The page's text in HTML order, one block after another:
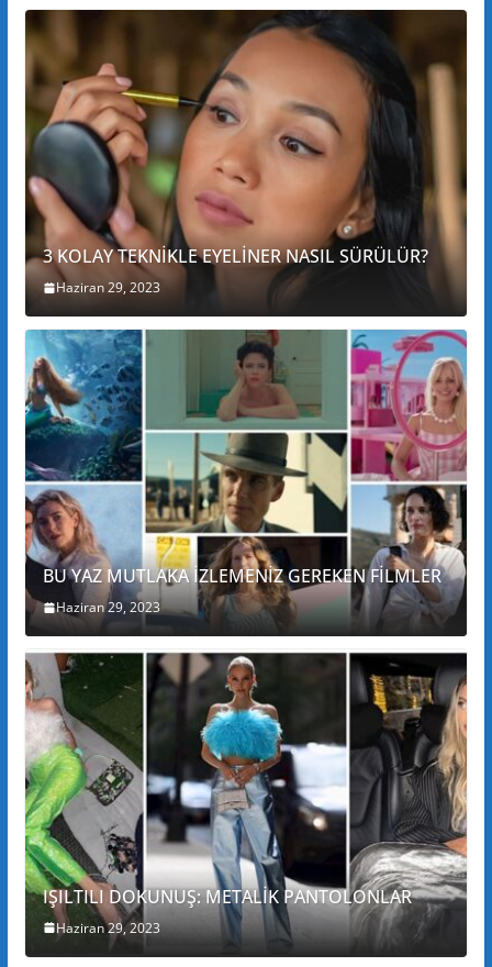
3 KOLAY TEKNİKLE EYELİNER NASIL SÜRÜLÜR?
Haziran 29, 2023
BU YAZ MUTLAKA İZLEMENİZ GEREKEN FİLMLER
Haziran 29, 2023
IŞILTILI DOKUNUŞ: METALİK PANTOLONLAR
Haziran 29, 2023